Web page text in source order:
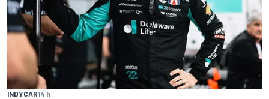
INDYCAR14 h